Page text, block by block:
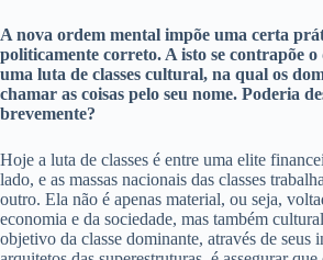
A nova ordem mental impõe uma certa
politicamente correto. A isto se contrapõe o
uma luta de classes cultural, na qual os
chamar as coisas pelo seu nome. Poderia
brevemente?
Hoje a luta de classes é entre uma elite
lado, e as massas nacionais das classes
outro. Ela não é apenas material, ou seja,
economia e da sociedade, mas também
objetivo da classe dominante, através de seus